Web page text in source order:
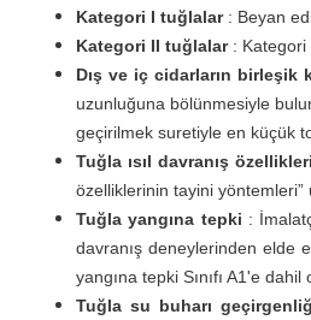
Kategori I tuğlalar: Beyan
Kategori II tuğlalar: Kategori
Dış ve iç cidarların birleşik
uzunluğuna bölünmesiyle
geçirilmek suretiyle en küçük
Tuğla ısıl davranış özellikleri
özelliklerinin tayini
Tuğla yangına tepki :
davranış deneylerinden elde
yangına tepki Sınıfı A1'e dahil
Tuğla su buharı